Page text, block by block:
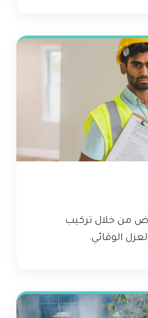
من خلال تركيب
الوقائي.